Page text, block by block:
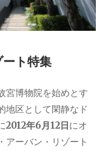
ート特集
宮博物院を始めとす
地区として閑静なド
2012年6月12日にオ
アーバン・リゾート